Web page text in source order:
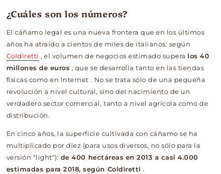
¿Cuáles son los números?
El cáñamo legal es una nueva frontera que en los últimos
años ha atraído a cientos de miles de italianos: según
Coldiretti , el volumen de negocios estimado supera los 40
millones de euros , que se desarrolla tanto en las tiendas
físicas como en Internet . No se trata sólo de una pequeña
revolución a nivel cultural, sino del nacimiento de un
verdadero sector comercial, tanto a nivel agrícola como de
distribución.
En cinco años, la superficie cultivada con cáñamo se ha
multiplicado por diez (para usos diversos, no sólo para la
versión "light"): de 400 hectáreas en 2013 a casi 4.000
estimadas para 2018, según Coldiretti .